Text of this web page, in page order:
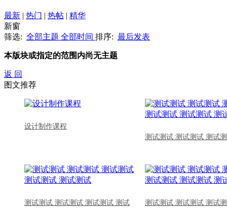
最新 | 热门 | 热帖 | 精华
新窗
筛选: 全部主题 全部时间 排序: 最后发表
本版块或指定的范围内尚无主题
返 回
图文推荐
设计制作课程
测试测试 测试测试 测试
测试测试 测试测试 测试测试 测试 测试测试 测试测试 测试